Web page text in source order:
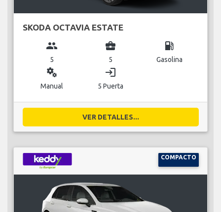
SKODA OCTAVIA ESTATE
group
5
business_center
5
local_gas_station
Gasolina
miscellaneous_services
Manual
login
5 Puerta
VER DETALLES...
COMPACTO